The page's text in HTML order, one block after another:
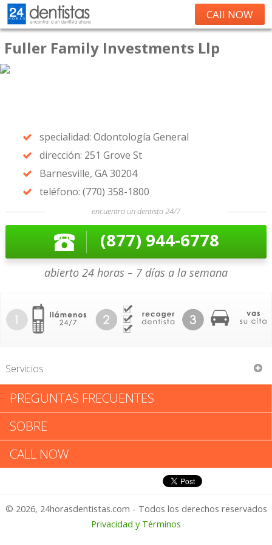
CAll NOW
Fuller Family Investments Llp
specialidad: Odontología General
dirección: 251 Grove St
Barnesville, GA 30204
teléfono: (770) 358-1800
encuentra un dentista 24/7
(877) 944-6778
abierto 24 horas – 7 días a la semana
Servicios
Fuller Family Investments Llp
Fuller Family Investments Llp:
Califica tu Experiencia
1 – No Feliz
PREGUNTAS FRECUENTES
SOBRE
CALL NOW
© 2026, 24horasdentistas.com - Todos los derechos reservados
Privacidad y Términos